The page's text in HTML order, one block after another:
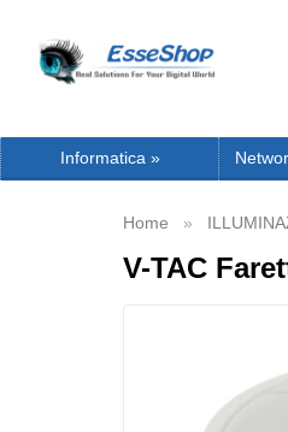
Informatica»
Home
V-TAC